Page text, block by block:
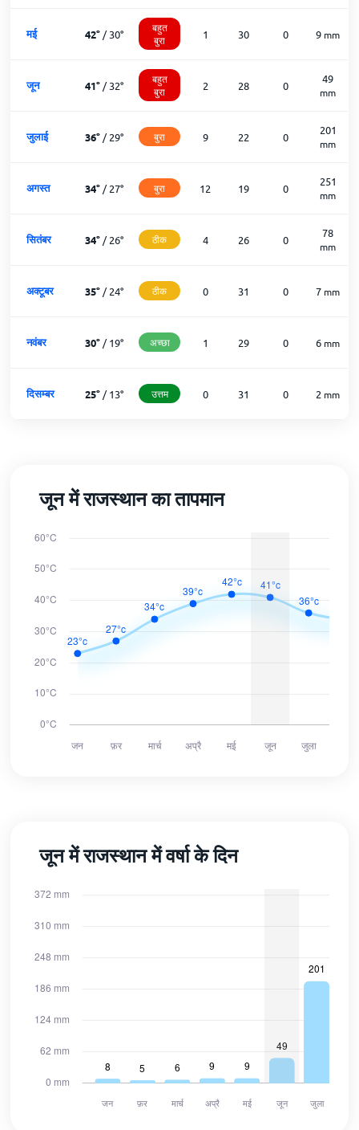
मई 42°/30°
बहुत
बुरा
1 30 0 9 mm
जून 41°/32°
बहुत
बुरा
2 28 0
49
mm
जुलाई 36°/29° बुरा 9 22 0
201
mm
अगस्त 34°/27° बुरा 12 19 0
251
mm
सितंबर 34°/26° ठीक 4 26 0
78
mm
अक्टूबर 35°/24° ठीक 0 31 0 7 mm
नवंबर 30°/19° अच्छा 1 29 0 6 mm
दिसम्बर 25°/13° उत्तम 0 31 0 2 mm
जून में राजस्थान का तापमान
जून में राजस्थान में वर्षा के दिन